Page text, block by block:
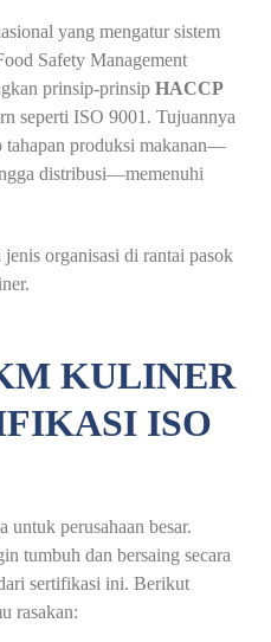
yang mengatur sistem
Safety Management
prinsip-prinsip HACCP
seperti ISO 9001. Tujuannya
tahapan produksi makanan—
distribusi—memenuhi
organisasi di rantai pasok
KULINER
ISO
perusahaan besar.
tumbuh dan bersaing secara
sertifikasi ini. Berikut
rasakan: